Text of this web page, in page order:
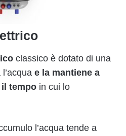
classico è dotato di una
e la mantiene a
tempo in cui lo
l’acqua tende a